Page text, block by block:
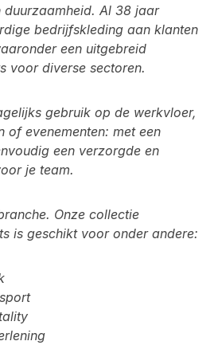
duurzaamheid. Al 38 jaar
bedrijfskleding aan klanten
een uitgebreid
voor diverse sectoren.
gebruik op de werkvloer,
of evenementen: met een
een verzorgde en
je team.
Onze collectie
is geschikt voor onder andere: